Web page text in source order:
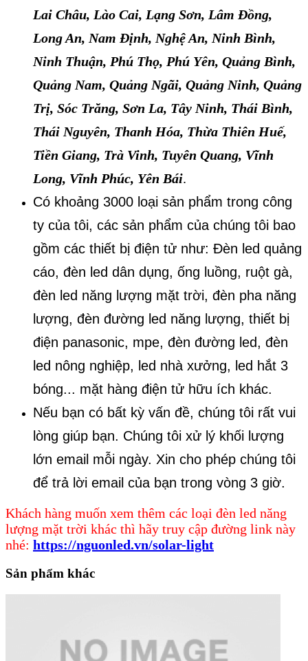
Lai Châu, Lào Cai, Lạng Sơn, Lâm Đồng,
Long An, Nam Định, Nghệ An, Ninh Bình,
Ninh Thuận, Phú Thọ, Phú Yên, Quảng Bình,
Quảng Nam, Quảng Ngãi, Quảng Ninh, Quảng
Trị, Sóc Trăng, Sơn La, Tây Ninh, Thái Bình,
Thái Nguyên, Thanh Hóa, Thừa Thiên Huế,
Tiền Giang, Trà Vinh, Tuyên Quang, Vĩnh
Long, Vĩnh Phúc, Yên Bái.
Có khoảng 3000 loại sản phẩm trong công
ty của tôi, các sản phẩm của chúng tôi bao
gồm các thiết bị điện tử như: Đèn led quảng
cáo, đèn led dân dụng, ống luồng, ruột gà,
đèn led năng lượng mặt trời, đèn pha năng
lượng, đèn đường led năng lượng, thiết bị
điện panasonic, mpe, đèn đường led, đèn
led nông nghiệp, led nhà xưởng, led hắt 3
bóng... mặt hàng điện tử hữu ích khác.
Nếu bạn có bất kỳ vấn đề, chúng tôi rất vui
lòng giúp bạn. Chúng tôi xử lý khối lượng
lớn email mỗi ngày. Xin cho phép chúng tôi
để trả lời email của bạn trong vòng 3 giờ.
​Khách hàng muốn xem thêm các loại đèn led năng
lượng mặt trời khác thì hãy truy cập đường link này
nhé: https://nguonled.vn/solar-light
Sản phẩm khác